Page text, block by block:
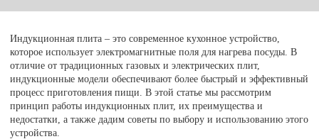
Индукционная плита – это современное кухонное устройство,
которое использует электромагнитные поля для нагрева посуды. В
отличие от традиционных газовых и электрических плит,
индукционные модели обеспечивают более быстрый и эффективный
процесс приготовления пищи. В этой статье мы рассмотрим
принцип работы индукционных плит, их преимущества и
недостатки, а также дадим советы по выбору и использованию этого
устройства.